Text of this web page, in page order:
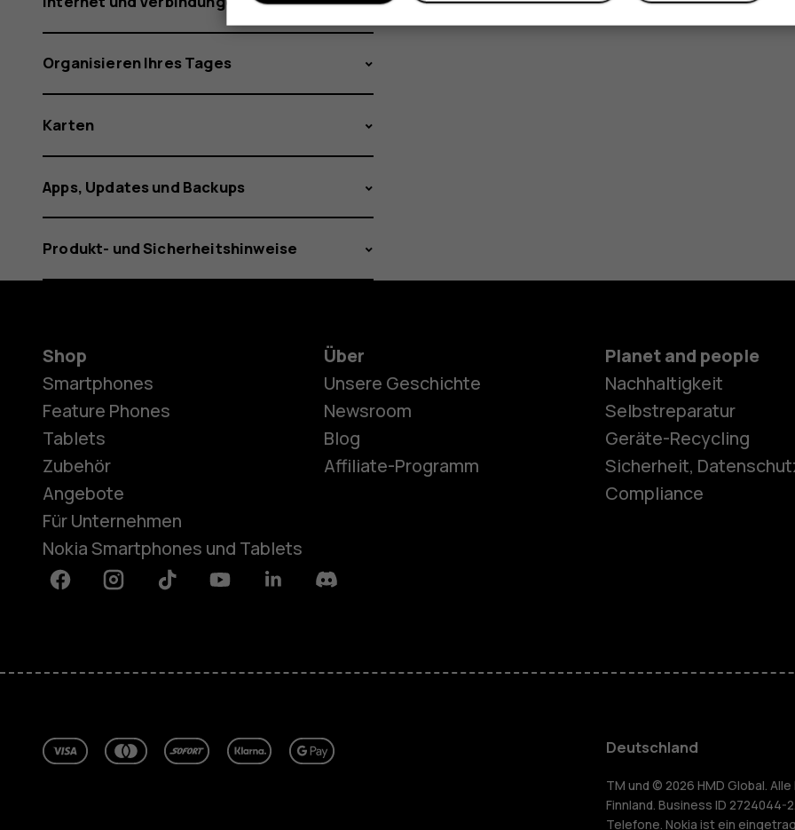
Feature
HMD Terra
Für
Tablets
Blog
Organisieren Ihres Tages
Karten
Apps, Updates und Backups
Produkt- und Sicherheitshinweise
Shop
Smartphones
Feature Phones
Tablets
Zubehör
Angebote
Für Unternehmen
Nokia Smartphones und Tablets
Über
Unsere Geschichte
Newsroom
Blog
Affiliate-Programm
Planet and people
Nachhaltigkeit
Selbstreparatur
Geräte-Recycling
Sicherheit,
Compliance
FacebookInstagramTiktok YoutubeLinkedinDiscord
Deutschland
TM und © 2026 HMD Global.
Finnland. Business ID 2724044-
Telefone. Nokia ist ein